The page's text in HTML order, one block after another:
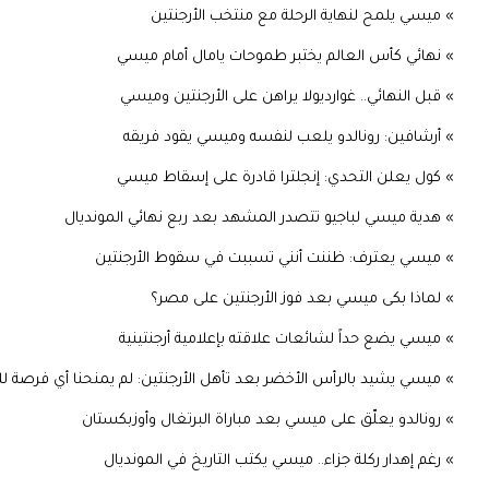
» ميسي يلمح لنهاية الرحلة مع منتخب الأرجنتين
» نهائي كأس العالم يختبر طموحات يامال أمام ميسي
» قبل النهائي.. غوارديولا يراهن على الأرجنتين وميسي
» أرشافين: رونالدو يلعب لنفسه وميسي يقود فريقه
» كول يعلن التحدي: إنجلترا قادرة على إسقاط ميسي
» هدية ميسي لباجيو تتصدر المشهد بعد ربع نهائي المونديال
» ميسي يعترف: ظننت أنني تسببت في سقوط الأرجنتين
» لماذا بكى ميسي بعد فوز الأرجنتين على مصر؟
» ميسي يضع حداً لشائعات علاقته بإعلامية أرجنتينية
» ميسي يشيد بالرأس الأخضر بعد تأهل الأرجنتين: لم يمنحنا أي فرصة
» رونالدو يعلّق على ميسي بعد مباراة البرتغال وأوزبكستان
» رغم إهدار ركلة جزاء.. ميسي يكتب التاريخ في المونديال